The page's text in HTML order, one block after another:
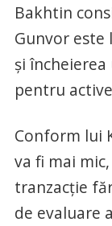
Bakhtin
Gunvor este
și
pentru
Conform lui
va fi mai
tranzacție
de evaluare